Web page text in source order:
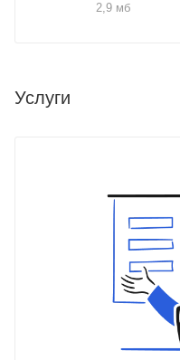
2,9 мб
Услуги